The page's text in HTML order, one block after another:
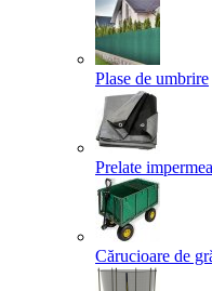
Plase de umbrire
Prelate
Cărucioare de